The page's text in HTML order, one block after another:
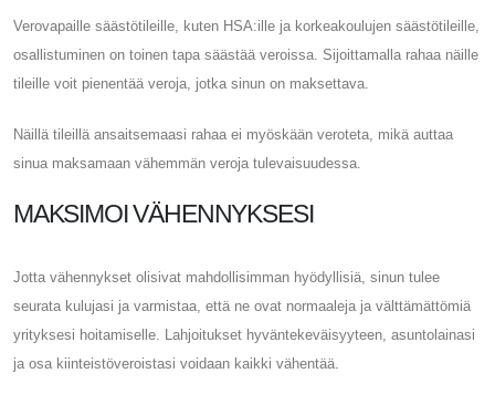
Verovapaille säästötileille, kuten HSA:ille ja korkeakoulujen säästötileille,
osallistuminen on toinen tapa säästää veroissa. Sijoittamalla rahaa näille
tileille voit pienentää veroja, jotka sinun on maksettava.
Näillä tileillä ansaitsemaasi rahaa ei myöskään veroteta, mikä auttaa
sinua maksamaan vähemmän veroja tulevaisuudessa.
MAKSIMOI VÄHENNYKSESI
Jotta vähennykset olisivat mahdollisimman hyödyllisiä, sinun tulee
seurata kulujasi ja varmistaa, että ne ovat normaaleja ja välttämättömiä
yrityksesi hoitamiselle. Lahjoitukset hyväntekeväisyyteen, asuntolainasi
ja osa kiinteistöveroistasi voidaan kaikki vähentää.